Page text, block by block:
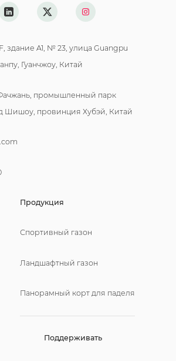
здание A1, № 23, улица Guangpu
Гуанчжоу, Китай
промышленный парк
Шишоу, провинция Хубэй, Китай
Продукция
Спортивный газон
Ландшафтный газон
Панорамный корт для паделя
Поддерживать